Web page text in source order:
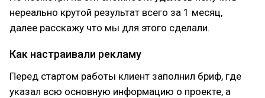
нереально крутой результат всего за 1 месяц,
далее расскажу что мы для этого сделали.
Как настраивали рекламу
Перед стартом работы клиент заполнил бриф, где
указал всю основную информацию о проекте, а